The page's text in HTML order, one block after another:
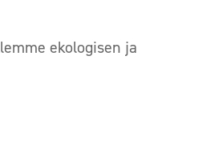
ekologisen ja